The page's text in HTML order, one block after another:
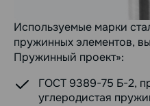
Используемые марки
пружинных элементов,
Пружинный проект»:
ГОСТ 9389-75 Б-2,
углеродистая